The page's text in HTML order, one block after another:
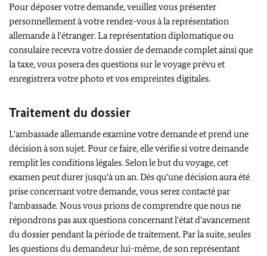
Pour déposer votre demande, veuillez vous présenter
personnellement à votre rendez-vous à la représentation
allemande à l'étranger. La représentation diplomatique ou
consulaire recevra votre dossier de demande complet ainsi que
la taxe, vous posera des questions sur le voyage prévu et
enregistrera votre photo et vos empreintes digitales.
Traitement du dossier
L'ambassade allemande examine votre demande et prend une
décision à son sujet. Pour ce faire, elle vérifie si votre demande
remplit les conditions légales. Selon le but du voyage, cet
examen peut durer jusqu'à un an. Dès qu'une décision aura été
prise concernant votre demande, vous serez contacté par
l'ambassade. Nous vous prions de comprendre que nous ne
répondrons pas aux questions concernant l'état d'avancement
du dossier pendant la période de traitement. Par la suite, seules
les questions du demandeur lui-même, de son représentant